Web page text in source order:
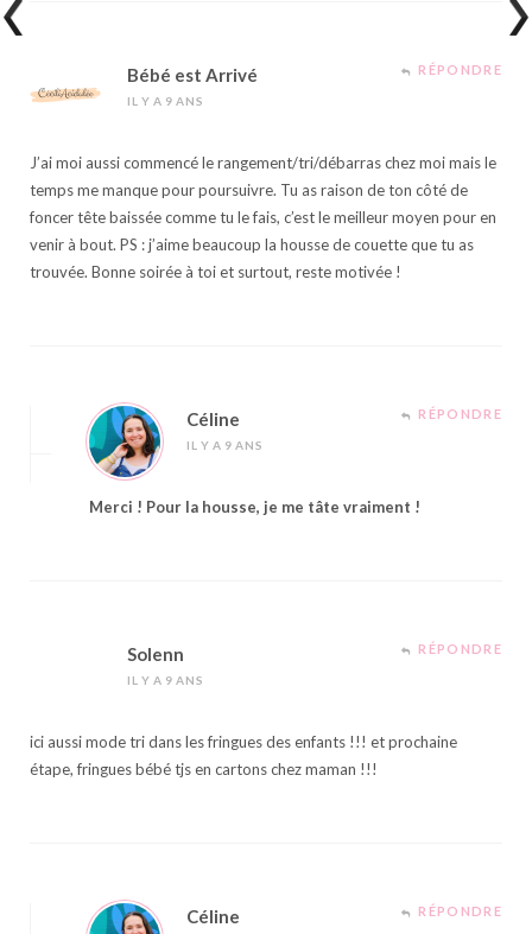
Bébé est Arrivé
IL Y A 9 ANS
RÉPONDRE
J’ai moi aussi commencé le rangement/tri/débarras chez moi mais le
temps me manque pour poursuivre. Tu as raison de ton côté de
foncer tête baissée comme tu le fais, c’est le meilleur moyen pour en
venir à bout. PS : j’aime beaucoup la housse de couette que tu as
trouvée. Bonne soirée à toi et surtout, reste motivée !
Céline
IL Y A 9 ANS
RÉPONDRE
Merci ! Pour la housse, je me tâte vraiment !
Solenn
IL Y A 9 ANS
RÉPONDRE
ici aussi mode tri dans les fringues des enfants !!! et prochaine
étape, fringues bébé tjs en cartons chez maman !!!
Céline RÉPONDRE